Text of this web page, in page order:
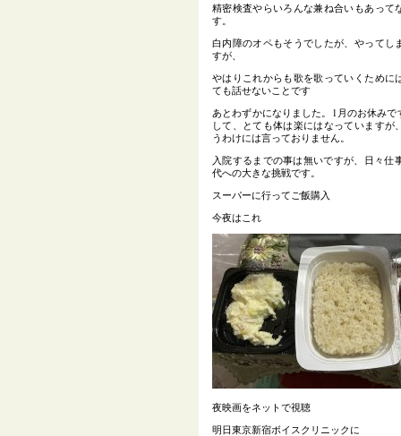
精密検査やらいろんな兼ね合いもあって
す。
白内障のオペもそうでしたが、やってし
すが、
やはりこれからも歌を歌っていくために
ても話せないことです
あとわずかになりました。1月のお休み
して、とても体は楽にはなっていますが
うわけには言っておりません。
入院するまでの事は無いですが、日々仕
代への大きな挑戦です。
スーパーに行ってご飯購入
今夜はこれ
夜映画をネットで視聴
明日東京新宿ボイスクリニックに